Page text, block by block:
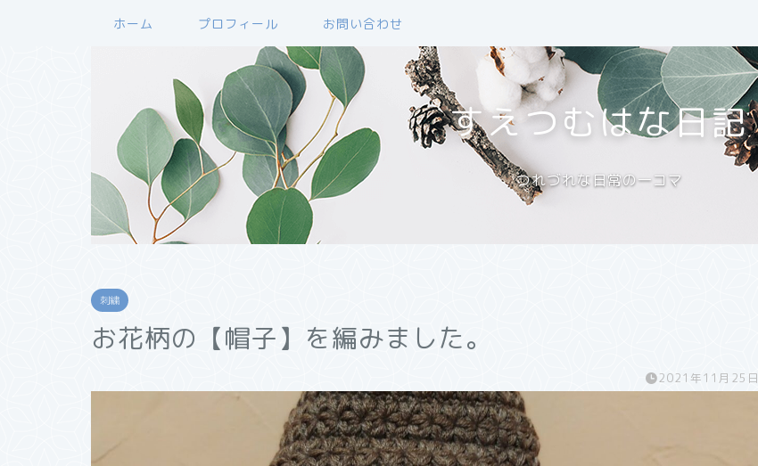
ホーム プロフィール お問い合わせ
すえつむはな日記
つれづれな日常の一コマ
刺繍
お花柄の【帽子】を編みました。
2021年11月25日